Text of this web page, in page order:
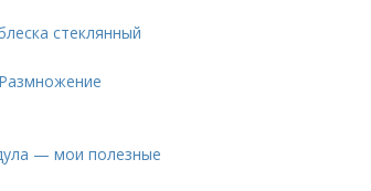
стеклянный
— мои полезные